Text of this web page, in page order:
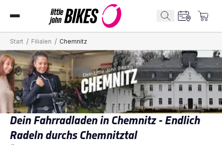
Start / Filialen / Chemnitz
Dein Fahrradladen in Chemnitz - Endlich
Radeln durchs Chemnitztal